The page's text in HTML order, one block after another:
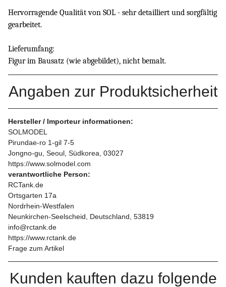
Hervorragende Qualität von SOL - sehr detailliert und sorgfältig
gearbeitet.
Lieferumfang:
Figur im Bausatz (wie abgebildet), nicht bemalt.
Angaben zur Produktsicherheit
Hersteller / Importeur informationen:
SOLMODEL
Pirundae-ro 1-gil 7-5
Jongno-gu, Seoul, Südkorea, 03027
https://www.solmodel.com
verantwortliche Person:
RCTank.de
Ortsgarten 17a
Nordrhein-Westfalen
Neunkirchen-Seelscheid, Deutschland, 53819
info@rctank.de
https://www.rctank.de
Frage zum Artikel
Kunden kauften dazu folgende